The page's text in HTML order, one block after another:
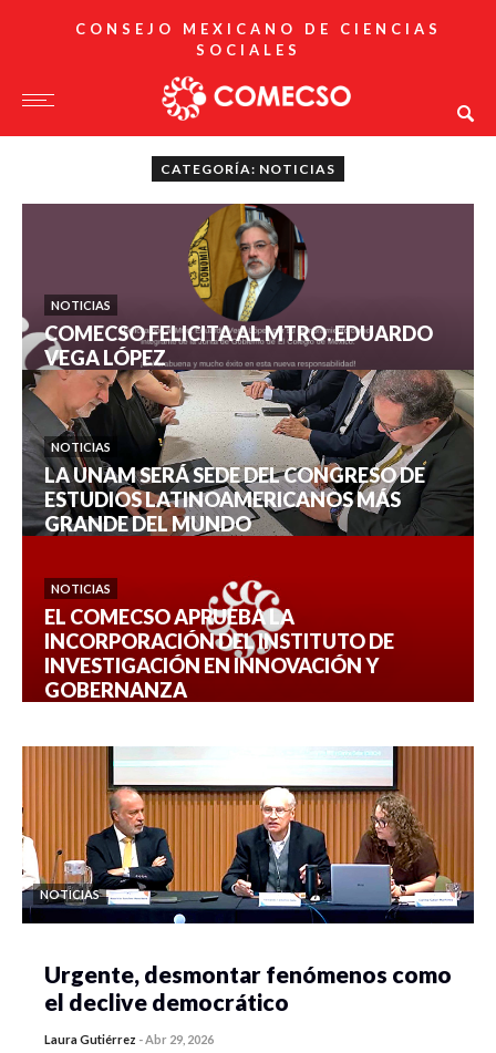
CONSEJO MEXICANO DE CIENCIAS
SOCIALES
CATEGORÍA: NOTICIAS
NOTICIAS
COMECSO FELICITA AL MTRO. EDUARDO
VEGA LÓPEZ
NOTICIAS
LA UNAM SERÁ SEDE DEL CONGRESO DE
ESTUDIOS LATINOAMERICANOS MÁS
GRANDE DEL MUNDO
NOTICIAS
EL COMECSO APRUEBA LA
INCORPORACIÓN DEL INSTITUTO DE
INVESTIGACIÓN EN INNOVACIÓN Y
GOBERNANZA
NOTICIAS
Urgente, desmontar fenómenos como
el declive democrático
Laura Gutiérrez -Abr 29, 2026